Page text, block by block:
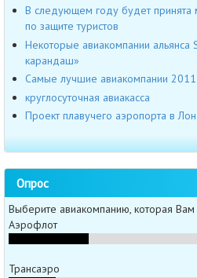
В следующем году будет
по защите туристов
Некоторые авиакомпании альянса
карандаш»
Самые лучшие авиакомпании
круглосуточная авиакасса
Проект плавучего аэропорта в
Опрос
Выберите авиакомпанию, которая
Аэрофлот
Трансаэро